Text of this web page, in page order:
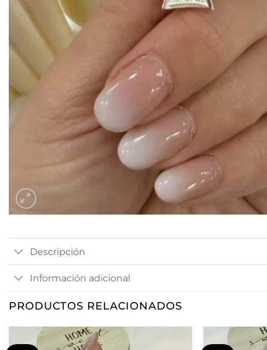
Descripción
Información adicional
PRODUCTOS RELACIONADOS